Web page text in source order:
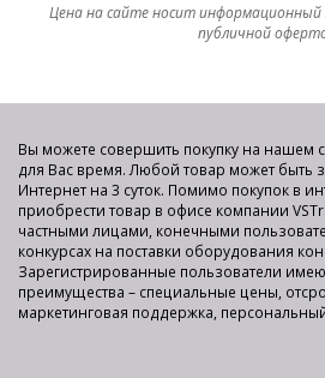
Цена на сайте носит информационный
публичной
Вы можете совершить покупку на нашем
для Вас время. Любой товар может быть
Интернет на 3 суток. Помимо покупок в
приобрести товар в офисе компании
частными лицами, конечными
конкурсах на поставки оборудования
Зарегистрированные пользователи
преимущества – специальные цены,
маркетинговая поддержка,